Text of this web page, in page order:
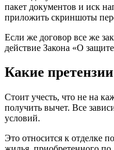
пакет документов и иск
приложить скриншоты
Если же договор все же
действие Закона «О
Какие
Стоит учесть, что не на
получить вычет. Все
условий.
Это относится к отделке